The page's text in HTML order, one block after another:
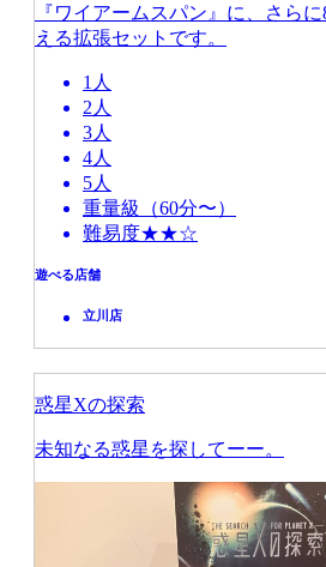
『ワイアームスパン』に、さら
える拡張セットです。
1人
2人
3人
4人
5人
重量級（60分〜）
難易度★★☆
遊べる店舗
立川店
惑星Xの探索
未知なる惑星を探してーー。